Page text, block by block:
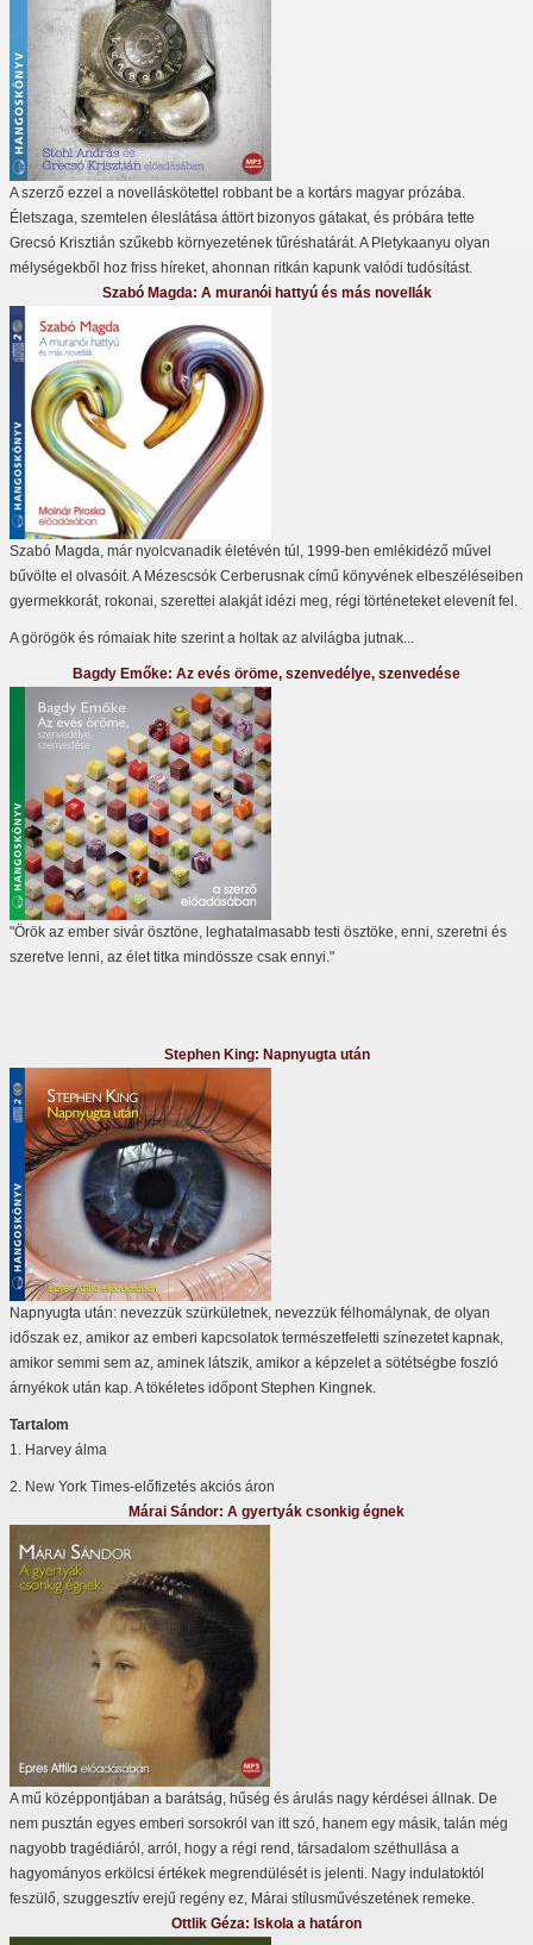
A szerző ezzel a novelláskötettel robbant be a kortárs magyar prózába.
Életszaga, szemtelen éleslátása áttört bizonyos gátakat, és próbára tette
Grecsó Krisztián szűkebb környezetének tűréshatárát. A Pletykaanyu olyan
mélységekből hoz friss híreket, ahonnan ritkán kapunk valódi tudósítást.
Szabó Magda: A muranói hattyú és más novellák
Szabó Magda, már nyolcvanadik életévén túl, 1999-ben emlékidéző művel
bűvölte el olvasóit. A Mézescsók Cerberusnak című könyvének elbeszéléseiben
gyermekkorát, rokonai, szerettei alakját idézi meg, régi történeteket elevenít fel.
A görögök és rómaiak hite szerint a holtak az alvilágba jutnak...
Bagdy Emőke: Az evés öröme, szenvedélye, szenvedése
"Örök az ember sivár ösztöne, leghatalmasabb testi ösztöke, enni, szeretni és
szeretve lenni, az élet titka mindössze csak ennyi."
Stephen King: Napnyugta után
Napnyugta után: nevezzük szürkületnek, nevezzük félhomálynak, de olyan
időszak ez, amikor az emberi kapcsolatok természetfeletti színezetet kapnak,
amikor semmi sem az, aminek látszik, amikor a képzelet a sötétségbe foszló
árnyékok után kap. A tökéletes időpont Stephen Kingnek.
Tartalom
1. Harvey álma
2. New York Times-előfizetés akciós áron
Márai Sándor: A gyertyák csonkig égnek
A mű középpontjában a barátság, hűség és árulás nagy kérdései állnak. De
nem pusztán egyes emberi sorsokról van itt szó, hanem egy másik, talán még
nagyobb tragédiáról, arról, hogy a régi rend, társadalom széthullása a
hagyományos erkölcsi értékek megrendülését is jelenti. Nagy indulatoktól
feszülő, szuggesztív erejű regény ez, Márai stílusművészetének remeke.
Ottlik Géza: Iskola a határon